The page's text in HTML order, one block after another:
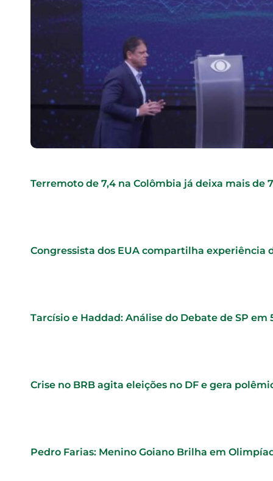
Terremoto de 7,4 na Colômbia já deixa mais de
Congressista dos EUA compartilha experiência
Tarcísio e Haddad: Análise do Debate de SP
Crise no BRB agita eleições no DF e gera
Pedro Farias: Menino Goiano Brilha em